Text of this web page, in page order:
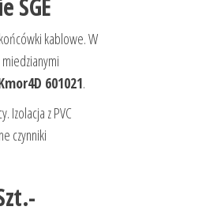
SGE
kablowe. W
601021.
Izolacja z PVC
czynniki